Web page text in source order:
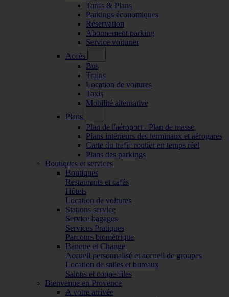
Tarifs & Plans
Parkings économiques
Réservation
Abonnement parking
Service voiturier
Accès
Bus
Trains
Location de voitures
Taxis
Mobilité alternative
Plans
Plan de l'aéroport - Plan de masse
Plans intérieurs des terminaux et aérogares
Carte du trafic routier en temps réel
Plans des parkings
Boutiques et services
Boutiques
Restaurants et cafés
Hôtels
Location de voitures
Stations service
Service bagages
Services Pratiques
Parcours biométrique
Banque et Change
Accueil personnalisé et accueil de groupes
Location de salles et bureaux
Salons et coupe-files
Bienvenue en Provence
A votre arrivée